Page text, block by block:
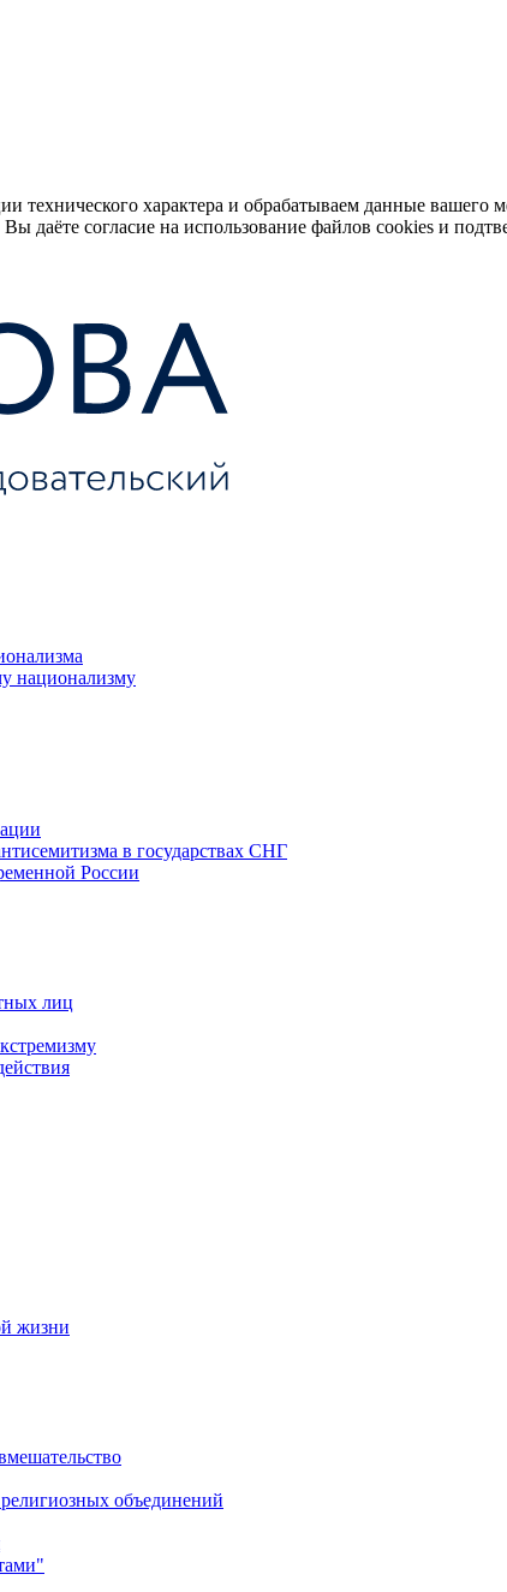
технического характера и обрабатываем данные вашего
даёте согласие на использование файлов cookies и
национализму
в государствах СНГ
России
лиц
жизни
объединений